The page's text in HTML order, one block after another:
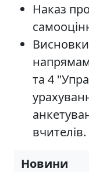
Наказ
та 4
вчителів.
Новини